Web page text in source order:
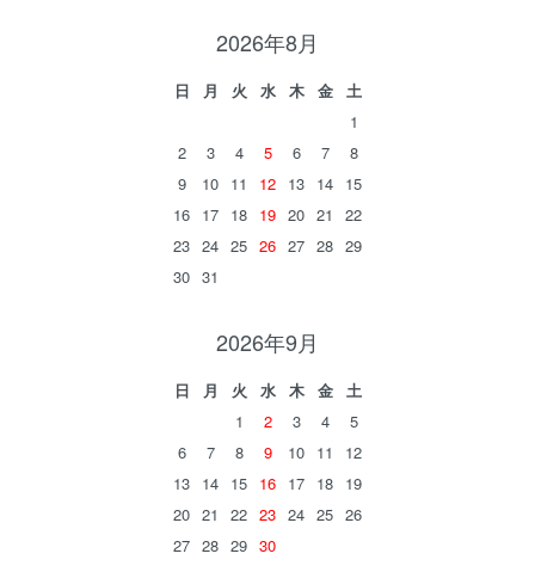
2026年8月
日 月 火 水 木 金
土
1
2
3 4 5 6 7
8
9
10 11 12 13 14 15
16 17 18 19 20 21
22
23 24 25 26 27 28 29
30 31
2026年9月
日 月 火 水 木 金
土
1
2 3 4
5
6
7 8 9 10 11
12
13 14 15 16 17 18 19
20 21 22 23 24 25 26
27 28 29 30